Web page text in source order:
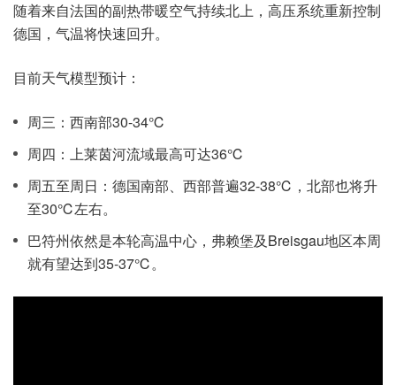
随着来自法国的副热带暖空气持续北上，高压系统重新控制
德国，气温将快速回升。
目前天气模型预计：
周三：西南部30-34℃
周四：上莱茵河流域最高可达36℃
周五至周日：德国南部、西部普遍32-38℃，北部也将升
至30℃左右。
巴符州依然是本轮高温中心，弗赖堡及Breisgau地区本周
就有望达到35-37℃。